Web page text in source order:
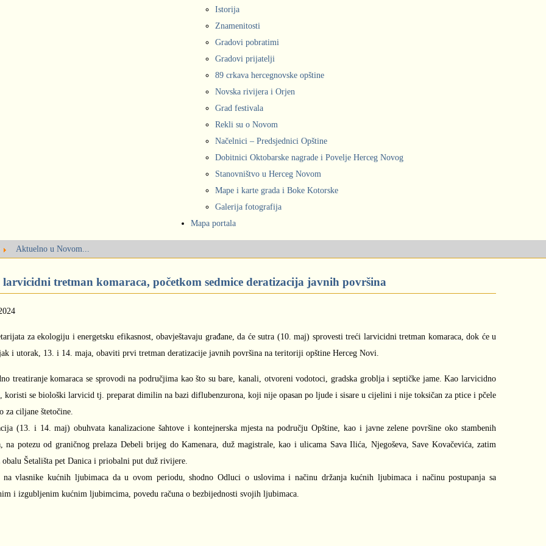
Istorija
Znamenitosti
Gradovi pobratimi
Gradovi prijatelji
89 crkava hercegnovske opštine
Novska rivijera i Orjen
Grad festivala
Rekli su o Novom
Načelnici – Predsjednici Opštine
Dobitnici Oktobarske nagrade i Povelje Herceg Novog
Stanovništvo u Herceg Novom
Mape i karte grada i Boke Kotorske
Galerija fotografija
Mapa portala
Aktuelno u Novom...
larvicidni tretman komaraca, početkom sedmice deratizacija javnih površina
za ekologiju i energetsku efikasnost, obavještavaju građane, da će sutra (10. maj) sprovesti treći larvicidni tretman komaraca, dok će u
i utorak, 13. i 14. maja, obaviti prvi tretman deratizacije javnih površina na teritoriji opštine Herceg Novi.
treatiranje komaraca se sprovodi na područjima kao što su bare, kanali, otvoreni vodotoci, gradska groblja i septičke jame. Kao larvicidno
koristi se biološki larvicid tj. preparat dimilin na bazi diflubenzurona, koji nije opasan po ljude i sisare u cijelini i nije toksičan za ptice i pčele
za ciljane štetočine.
(13. i 14. maj) obuhvata kanalizacione šahtove i kontejnerska mjesta na području Opštine, kao i javne zelene površine oko stambenih
na potezu od graničnog prelaza Debeli brijeg do Kamenara, duž magistrale, kao i ulicama Sava Ilića, Njegoševa, Save Kovačevića, zatim
obalu Šetališta pet Danica i priobalni put duž rivijere.
na vlasnike kućnih ljubimaca da u ovom periodu, shodno Odluci o uslovima i načinu držanja kućnih ljubimaca i načinu postupanja sa
i izgubljenim kućnim ljubimcima, povedu računa o bezbijednosti svojih ljubimaca.